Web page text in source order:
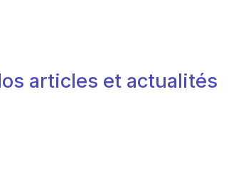
articles et actualités